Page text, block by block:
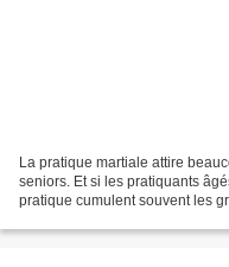
La pratique martiale attire
seniors. Et si les pratiquants
pratique cumulent souvent les